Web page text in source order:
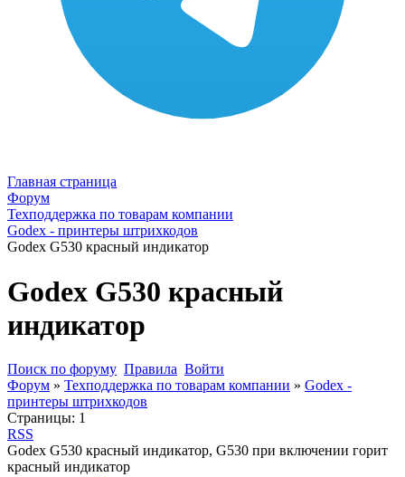
Главная страница
Форум
Техподдержка по товарам компании
Godex - принтеры штрихкодов
Godex G530 красный индикатор
Godex G530 красный
индикатор
Поиск по форуму Правила Войти
Форум » Техподдержка по товарам компании » Godex -
принтеры штрихкодов
Страницы: 1
RSS
Godex G530 красный индикатор, G530 при включении горит
красный индикатор